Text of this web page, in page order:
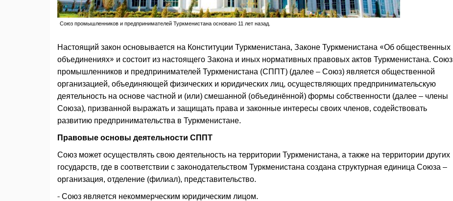
Союз промышленников и предпринимателей Туркменистана основано 11 лет назад.
Настоящий закон основывается на Конституции Туркменистана, Законе Туркменистана «Об общественных
объединениях» и состоит из настоящего Закона и иных нормативных правовых актов Туркменистана. Союз
промышленников и предпринимателей Туркменистана (СППТ) (далее – Союз) является общественной
организацией, объединяющей физических и юридических лиц, осуществляющих предпринимательскую
деятельность на основе частной и (или) смешанной (объединённой) формы собственности (далее – члены
Союза), призванной выражать и защищать права и законные интересы своих членов, содействовать
развитию предпринимательства в Туркменистане.
Правовые основы деятельности СППТ
Союз может осуществлять свою деятельность на территории Туркменистана, а также на территории других
государств, где в соответствии с законодательством Туркменистана создана структурная единица Союза –
организация, отделение (филиал), представительство.
- Союз является некоммерческим юридическим лицом.